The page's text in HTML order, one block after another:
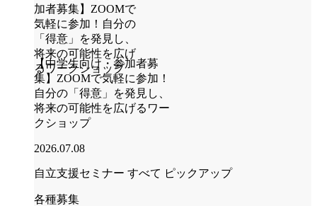
【中学生向け・参加者募
集】ZOOMで気軽に参加！
自分の「得意」を発見し、
将来の可能性を広げるワー
クショップ
2026.07.08
自立支援セミナー すべて ピックアップ
各種募集